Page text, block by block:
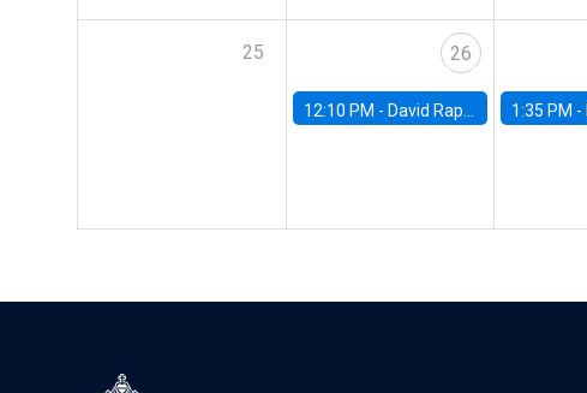
25 26
12:10 PM - David Rappoport, FED Board 1:35 PM -